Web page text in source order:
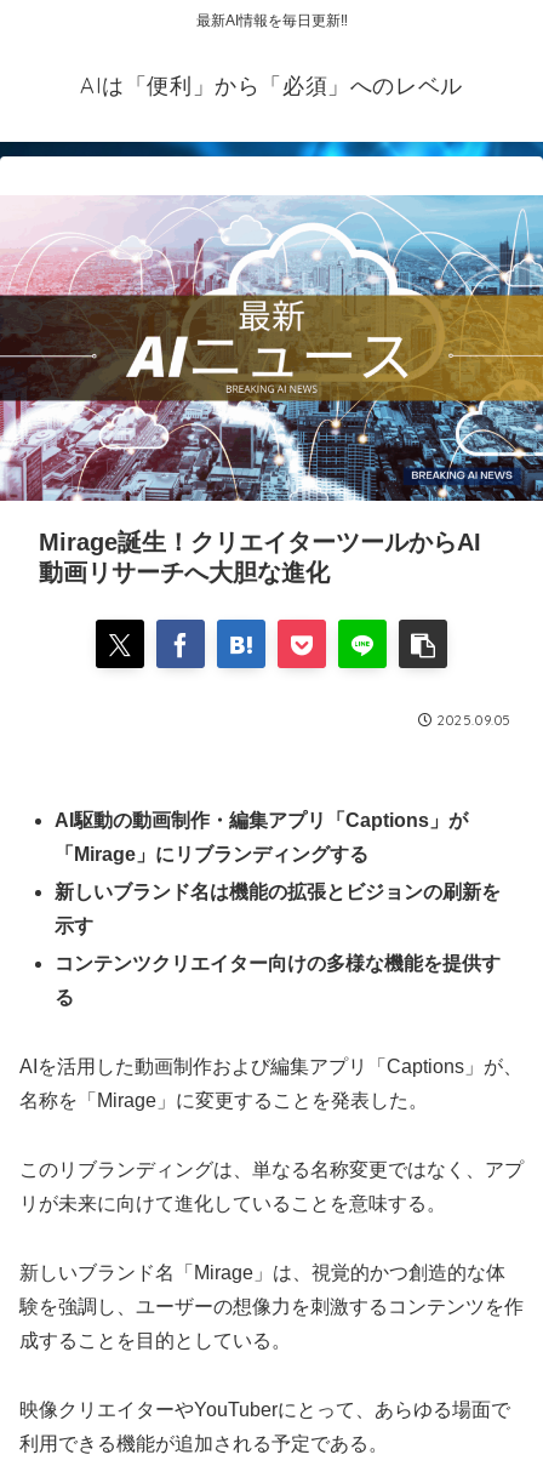
最新AI情報を毎日更新‼
AIは「便利」から「必須」へのレベル
Mirage誕生！クリエイターツールからAI
動画リサーチへ大胆な進化
2025.09.05
AI駆動の動画制作・編集アプリ「Captions」が
「Mirage」にリブランディングする
新しいブランド名は機能の拡張とビジョンの刷新を
示す
コンテンツクリエイター向けの多様な機能を提供す
る
AIを活用した動画制作および編集アプリ「Captions」が、
名称を「Mirage」に変更することを発表した。
このリブランディングは、単なる名称変更ではなく、アプ
リが未来に向けて進化していることを意味する。
新しいブランド名「Mirage」は、視覚的かつ創造的な体
験を強調し、ユーザーの想像力を刺激するコンテンツを作
成することを目的としている。
映像クリエイターやYouTuberにとって、あらゆる場面で
利用できる機能が追加される予定である。